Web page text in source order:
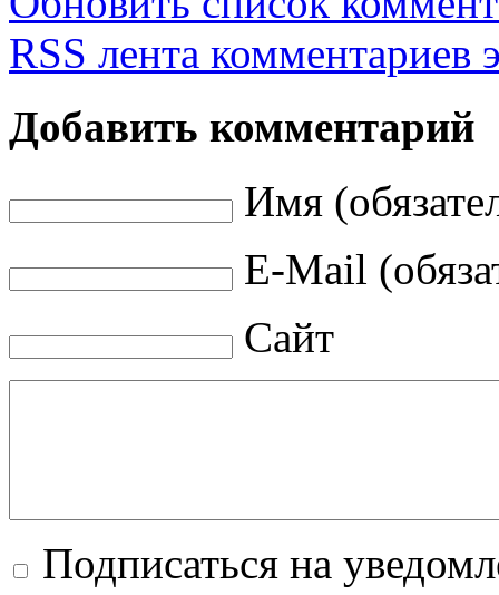
RSS лента комментариев
Добавить комментарий
Имя
E-Mail
Сайт
Подписаться на